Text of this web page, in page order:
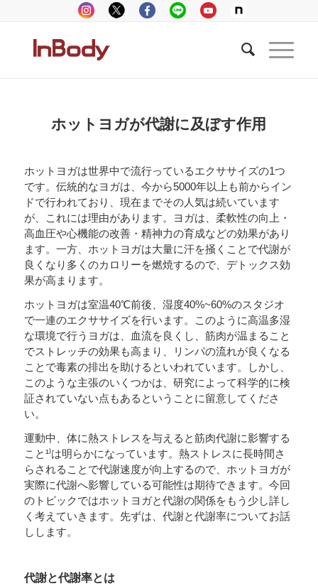
ホットヨガが代謝に及ぼす作用
ホットヨガは世界中で流行っているエクササイズの1つ
です。伝統的なヨガは、今から5000年以上も前からイン
ドで行われており、現在までその人気は続いています
が、これには理由があります。ヨガは、柔軟性の向上・
高血圧や心機能の改善・精神力の育成などの効果があり
ます。一方、ホットヨガは大量に汗を掻くことで代謝が
良くなり多くのカロリーを燃焼するので、デトックス効
果が高まります。
ホットヨガは室温40℃前後、湿度40%~60%のスタジオ
で一連のエクササイズを行います。このように高温多湿
な環境で行うヨガは、血流を良くし、筋肉が温まること
でストレッチの効果も高まり、リンパの流れが良くなる
ことで毒素の排出を助けるといわれています。しかし、
このような主張のいくつかは、研究によって科学的に検
証されていない点もあるということに留意してくださ
い。
運動中、体に熱ストレスを与えると筋肉代謝に影響する
こと¹⁾は明らかになっています。熱ストレスに長時間さ
らされることで代謝速度が向上するので、ホットヨガが
実際に代謝へ影響している可能性は期待できます。今回
のトピックではホットヨガと代謝の関係をもう少し詳し
く考えていきます。先ずは、代謝と代謝率についてお話
しします。
代謝と代謝率とは